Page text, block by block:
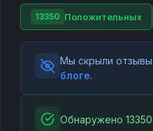
13350 Положительных
Мы скрыли
блоге.
Обнаружено